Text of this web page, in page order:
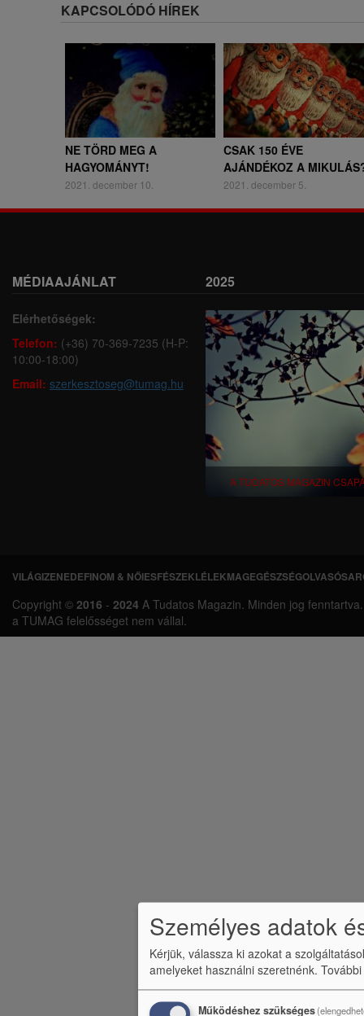
KAPCSOLÓDÓ HÍREK
NE TÖRD MEG A
HAGYOMÁNYT!
2021. december 10.
CSAK 150 ÉVE
AJÁNDÉKOZ A
2021. december 5.
MÉDIAAJÁNLAT
Elérhetőségek:
Telefon: (+36) 70-369-7235 (H-P:
10:00-18:00)
Email: szerkesztoseg@tumag.hu
2025
A TUDATOS MAGAZIN
L
á
VILÁGIZENEDEFINOM & NŐIESFÉSZEKLÉLEKMAGEGÉSZSÉG
Copyright © 2016 - 2024 A Tudatos Magazin. Minden jog
a TUMAG felelősséget nem vállal.
Személyes adatok
Kérjük, válassza ki azokat a
amelyeket használni szeretnénk.
Működéshez szükséges